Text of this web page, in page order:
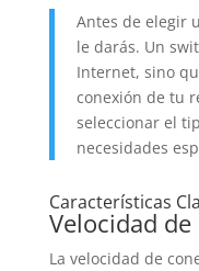
Antes de elegir
le darás. Un
Internet, sino
conexión de tu
seleccionar el
necesidades
Características
Velocidad
La velocidad de